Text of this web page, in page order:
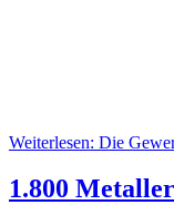
Weiterlesen: Die
1.800